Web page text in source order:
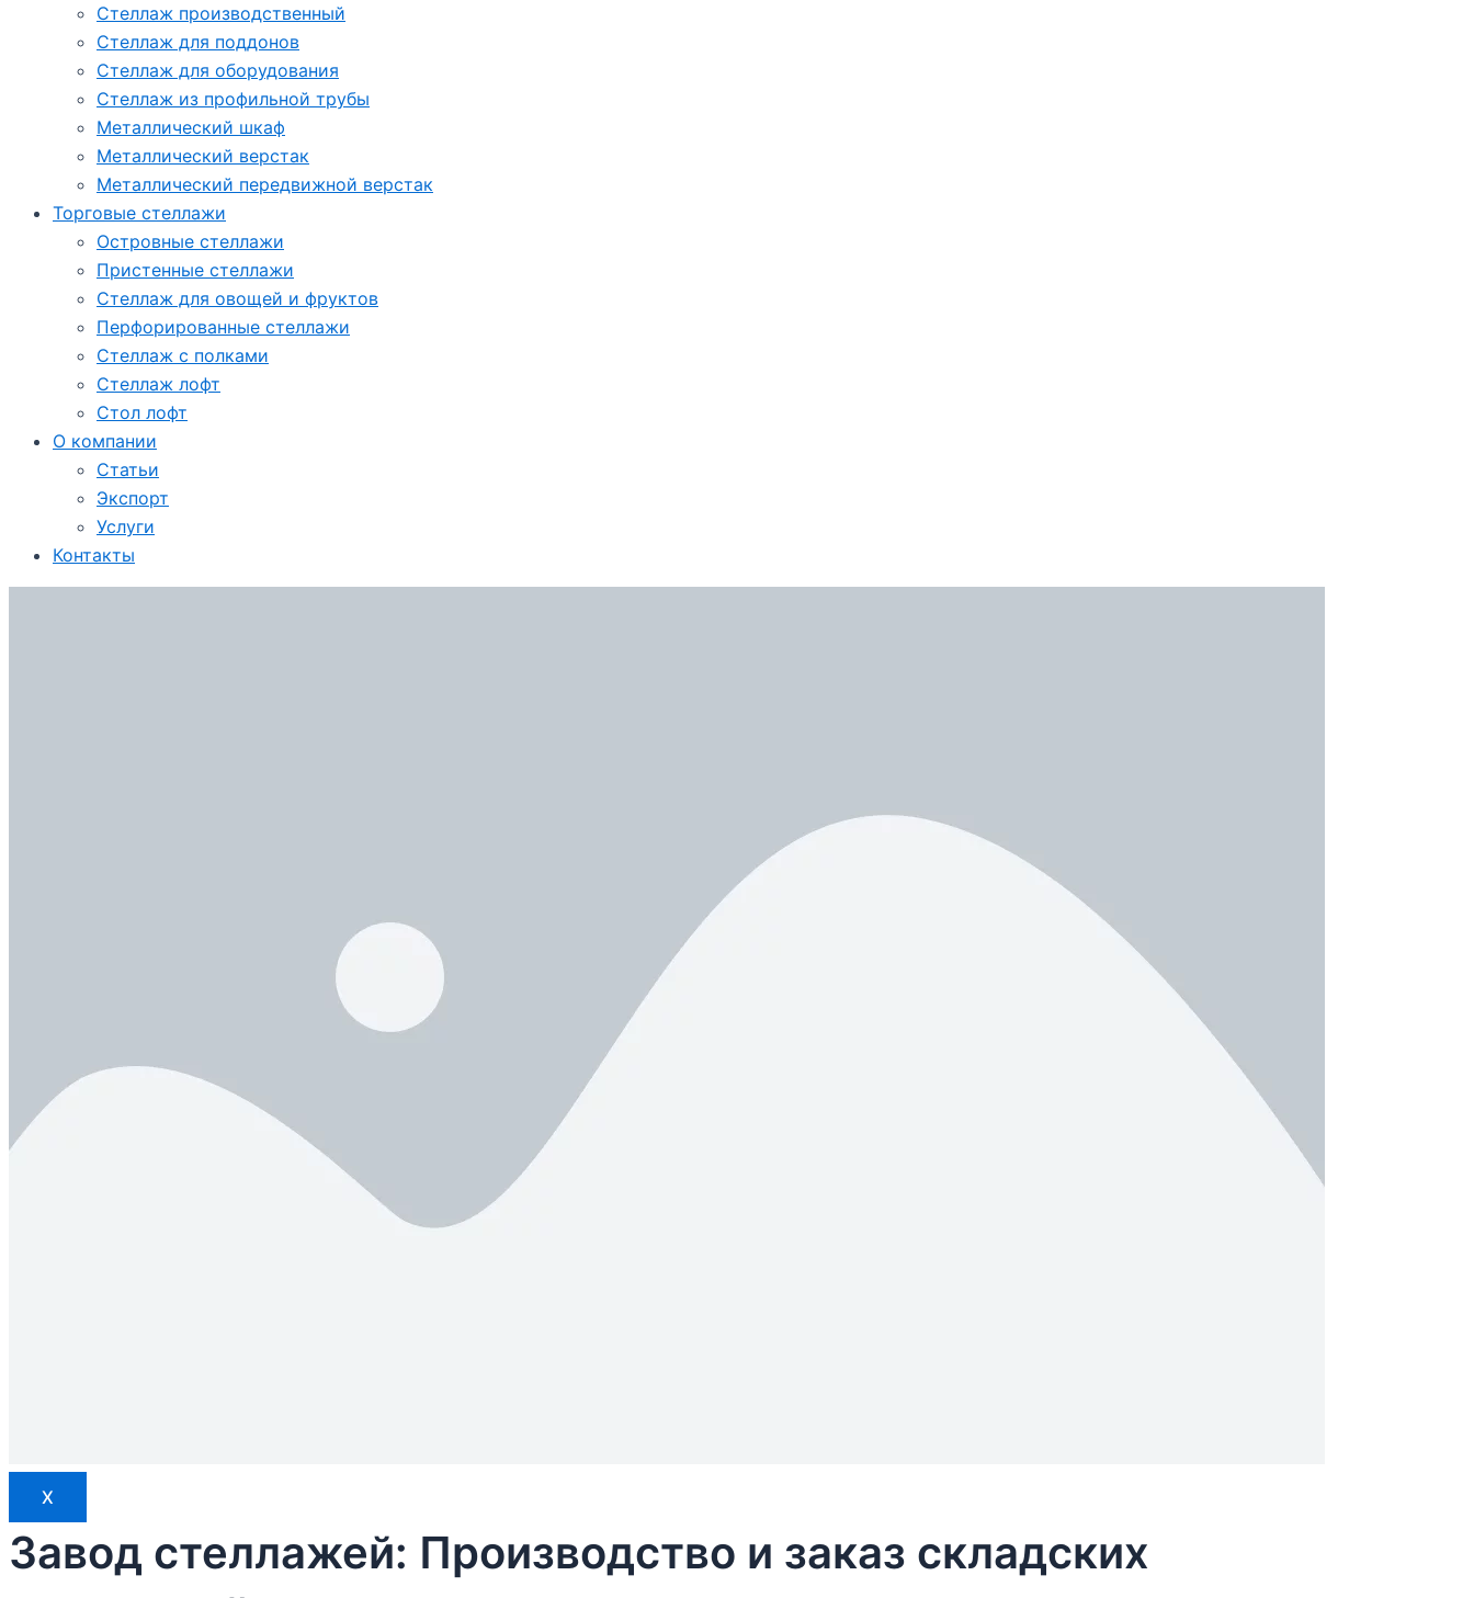
Стеллаж производственный
Стеллаж для поддонов
Стеллаж для оборудования
Стеллаж из профильной трубы
Металлический шкаф
Металлический верстак
Металлический передвижной верстак
Торговые стеллажи
Островные стеллажи
Пристенные стеллажи
Стеллаж для овощей и фруктов
Перфорированные стеллажи
Стеллаж с полками
Стеллаж лофт
Стол лофт
О компании
Статьи
Экспорт
Услуги
Контакты
X
Завод стеллажей: Производство и заказ складских